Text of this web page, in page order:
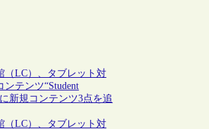
（LC）、タブレット対
テンツ“Student
に新規コンテンツ3点を追
（LC）、タブレット対